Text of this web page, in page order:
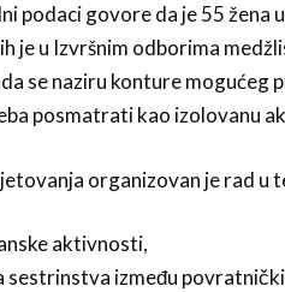
podaci govore da je 55 žena
je u Izvršnim odborima
se naziru konture mogućeg
posmatrati kao izolovanu
organizovan je rad u
aktivnosti,
sestrinstva između